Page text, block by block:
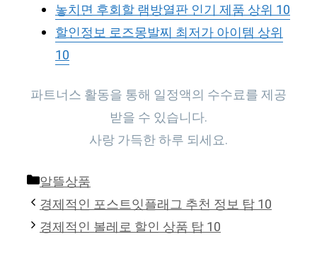
놓치면 후회할 램방열판 인기 제품 상위 10
할인정보 로즈몽발찌 최저가 아이템 상위
10
파트너스 활동을 통해 일정액의 수수료를 제공
받을 수 있습니다.
사랑 가득한 하루 되세요.
Categories
알뜰상품
경제적인 포스트잇플래그 추천 정보 탑 10
경제적인 볼레로 할인 상품 탑 10